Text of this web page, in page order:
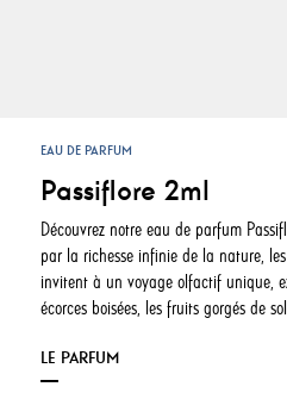
EAU DE PARFUM
Passiflore 2ml
Découvrez notre eau de parfum
par la richesse infinie de la nature,
invitent à un voyage olfactif unique,
écorces boisées, les fruits gorgés de
LE PARFUM